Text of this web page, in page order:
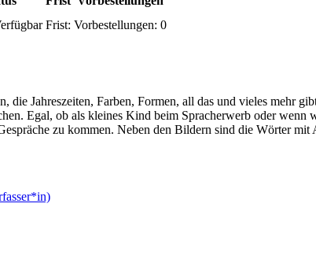
Frist: Vorbestellungen: 0
die Jahreszeiten, Farben, Formen, all das und vieles mehr
Egal, ob als kleines Kind beim Spracherwerb oder wenn
zu kommen. Neben den Bildern sind die Wörter